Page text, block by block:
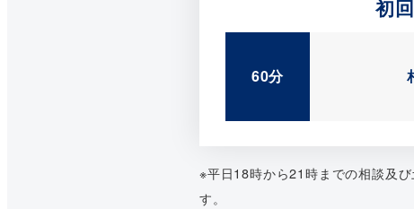
初回
60分
※平日18時から21時までの相談及
す。